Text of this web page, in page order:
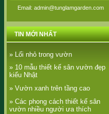
Email: admin@tunglamgarden.com
TIN MỚI NHẤT
» Lối nhỏ trong vườn
» 10 mẫu thiết kế sân vườn đẹp
kiểu Nhật
» Vườn xanh trên tầng cao
» Các phong cách thiết kế sân
vườn nhiều người ưa thích